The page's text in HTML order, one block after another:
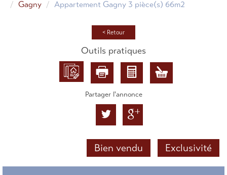
Gagny
Appartement Gagny 3 pièce(s) 66m2
< Retour
Outils pratiques
Partager l'annonce
Bien vendu Exclusivité